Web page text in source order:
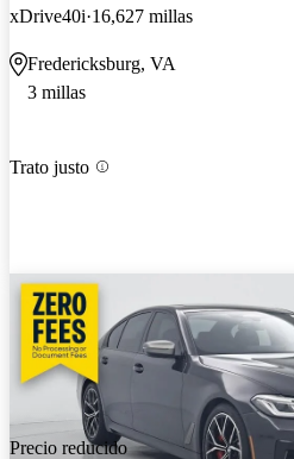
xDrive40i 16,627 millas
Fredericksburg, VA
3 millas
Trato justo
Precio reducido